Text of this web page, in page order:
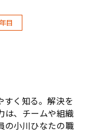
目
すく知る。解決を
は、チームや組織
の小川ひなたの職